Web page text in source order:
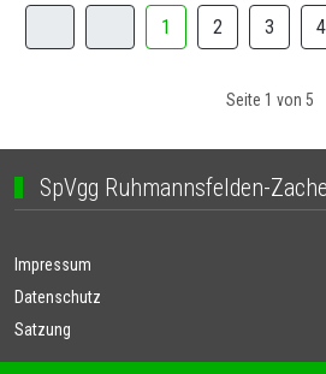
1 2 3 4
Seite 1 von 5
SpVgg Ruhmannsfelden-
Impressum
Datenschutz
Satzung